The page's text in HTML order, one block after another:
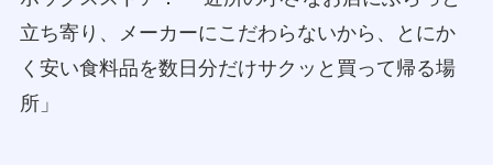
立ち寄り、メーカーにこだわらないから、とにか
く安い食料品を数日分だけサクッと買って帰る場
所」